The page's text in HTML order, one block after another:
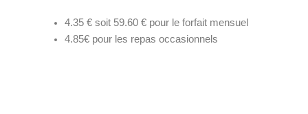
4.35 € soit 59.60 € pour le forfait mensuel
4.85€ pour les repas occasionnels